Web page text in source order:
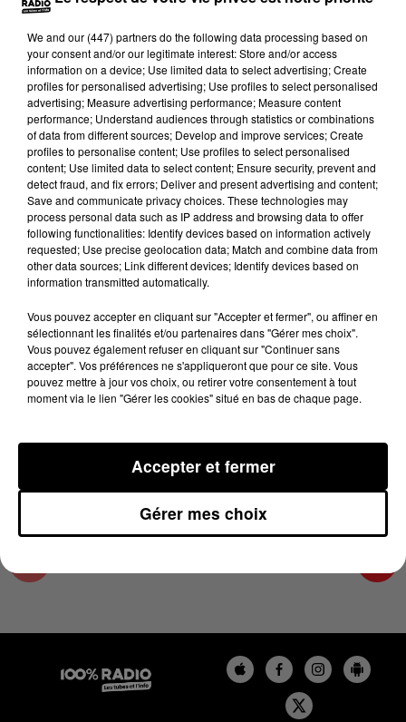
Lecture (4 min 14 sec)
100%
100% Radio les infos du Comminges
28 février 2025 - 4 min 14 sec
LES INFOS DU COMMINGES DU 28/02/2025 À
07H00
Podcast infos du Comminges
We and our (447) partnersdo the following data processing based on
your consent and/or our legitimate interest: Store and/or access
information on a device; Use limited data to select advertising; Create
profiles for personalised advertising; Use profiles to select personalised
advertising; Measure advertising performance; Measure content
performance; Understand audiences through statistics or combinations
of data from different sources; Develop and improve services; Create
profiles to personalise content; Use profiles to select personalised
content; Use limited data to select content; Ensure security, prevent and
detect fraud, and fix errors; Deliver and present advertising and content;
Save and communicate privacy choices. These technologies may
process personal data such as IP address and browsing data to offer
following functionalities: Identify devices based on information actively
requested; Use precise geolocation data; Match and combine data from
other data sources; Link different devices; Identify devices based on
information transmitted automatically.
Vous pouvez accepter en cliquant sur "Accepter et fermer", ou affiner en
sélectionnant les finalités et/ou partenaires dans "Gérer mes choix".
Vous pouvez également refuser en cliquant sur "Continuer sans
accepter". Vos préférences ne s'appliqueront que pour ce site. Vous
pouvez mettre à jour vos choix, ou retirer votre consentement à tout
moment via le lien "Gérer les cookies" situé en bas de chaque page.
Gérer mes choix
Accepter et fermer